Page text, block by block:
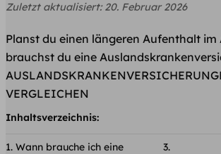
Zuletzt aktualisiert: 20. Februar 2026
Planst du einen längeren Aufenthalt im
brauchst du eine
VERGLEICHEN
Inhaltsverzeichnis:
Wann brauche ich eine